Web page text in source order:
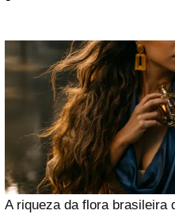
A riqueza da flora brasileira